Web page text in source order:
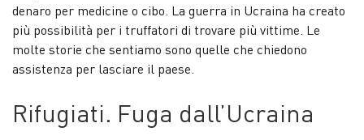
denaro per medicine o cibo. La guerra in Ucraina ha creato
più possibilità per i truffatori di trovare più vittime. Le
molte storie che sentiamo sono quelle che chiedono
assistenza per lasciare il paese.
Rifugiati. Fuga dall’Ucraina